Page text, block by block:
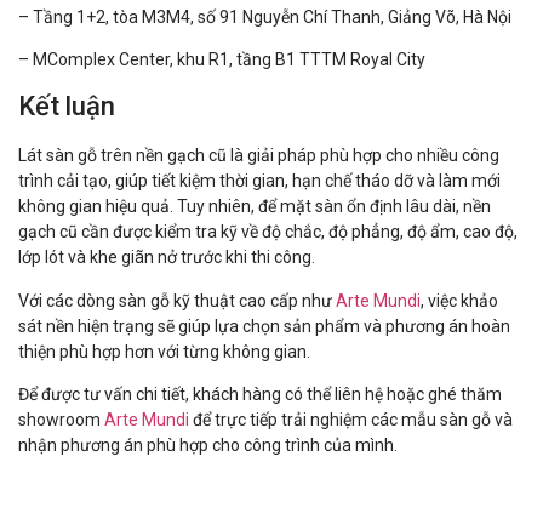
– Tầng 1+2, tòa M3M4, số 91 Nguyễn Chí Thanh, Giảng Võ, Hà Nội
– MComplex Center, khu R1, tầng B1 TTTM Royal City
Kết luận
Lát sàn gỗ trên nền gạch cũ là giải pháp phù hợp cho nhiều công
trình cải tạo, giúp tiết kiệm thời gian, hạn chế tháo dỡ và làm mới
không gian hiệu quả. Tuy nhiên, để mặt sàn ổn định lâu dài, nền
gạch cũ cần được kiểm tra kỹ về độ chắc, độ phẳng, độ ẩm, cao độ,
lớp lót và khe giãn nở trước khi thi công.
Với các dòng sàn gỗ kỹ thuật cao cấp nhưArte Mundi, việc khảo
sát nền hiện trạng sẽ giúp lựa chọn sản phẩm và phương án hoàn
thiện phù hợp hơn với từng không gian.
Để được tư vấn chi tiết, khách hàng có thể liên hệ hoặc ghé thăm
showroom Arte Mundi để trực tiếp trải nghiệm các mẫu sàn gỗ và
nhận phương án phù hợp cho công trình của mình.